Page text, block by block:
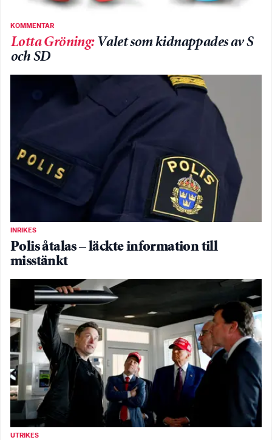
KOMMENTAR
Lotta Gröning: Valet som kidnappades av S
och SD
INRIKES
Polis åtalas – läckte information till
misstänkt
UTRIKES